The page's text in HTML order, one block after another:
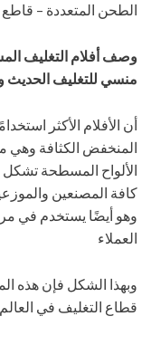
الطحن المتعددة –
وصف أفلام التغليف
منسي للتغليف الحديث
المنخفض الكثافة وهي
الألواح المسطحة
كافة المصنعين
وهو أيضًا يستخدم في
العملاء
وبهذا الشكل فإن هذه
قطاع التغليف في العالم